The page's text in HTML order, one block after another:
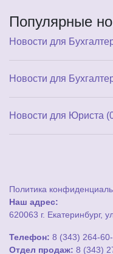
Популярные
Новости для
Новости для
Новости для Юриста
Политика
Наш адрес:
620063 г. Екатеринбург,
Телефон: 8 (343) 264-
Отдел продаж: 8 (343)